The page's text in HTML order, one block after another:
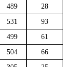
489 28
531
93
499
61
504 66